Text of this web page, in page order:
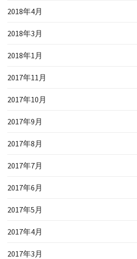
2018年4月
2018年3月
2018年1月
2017年11月
2017年10月
2017年9月
2017年8月
2017年7月
2017年6月
2017年5月
2017年4月
2017年3月